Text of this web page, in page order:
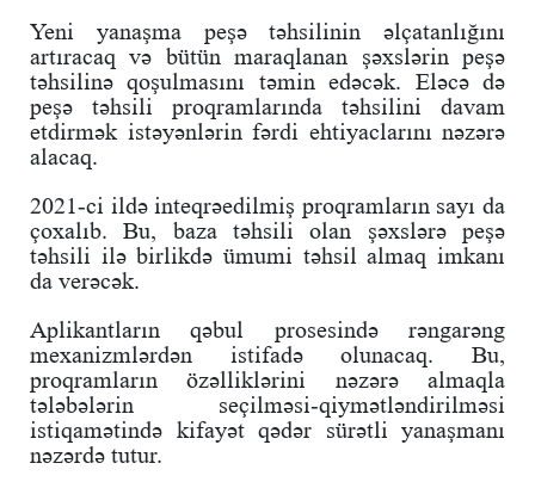
Yeni yanaşma peşə təhsilinin əlçatanlığını
artıracaq və bütün maraqlanan şəxslərin peşə
təhsilinə qoşulmasını təmin edəcək. Eləcə də
peşə təhsili proqramlarında təhsilini davam
etdirmək istəyənlərin fərdi ehtiyaclarını nəzərə
alacaq.
2021-ci ildə inteqrəedilmiş proqramların sayı da
çoxalıb. Bu, baza təhsili olan şəxslərə peşə
təhsili ilə birlikdə ümumi təhsil almaq imkanı
da verəcək.
Aplikantların qəbul prosesində rəngarəng
mexanizmlərdən istifadə olunacaq. Bu,
proqramların özəlliklərini nəzərə almaqla
tələbələrin seçilməsi-qiymətləndirilməsi
istiqamətində kifayət qədər sürətli yanaşmanı
nəzərdə tutur.